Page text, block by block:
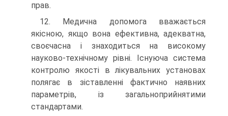
прав.
12. Медична допомога вважається
якісною, якщо вона ефективна, адекватна,
своєчасна і знаходиться на високому
науково-технічному рівні. Існуюча система
контролю якості в лікувальних установах
полягає в зіставленні фактично наявних
параметрів, із загальноприйнятими
стандартами.